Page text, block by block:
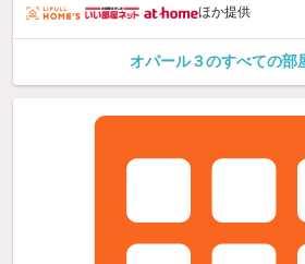
ほか提供
オパール３のすべての部